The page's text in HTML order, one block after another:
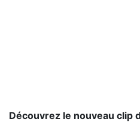
Découvrez le nouveau clip